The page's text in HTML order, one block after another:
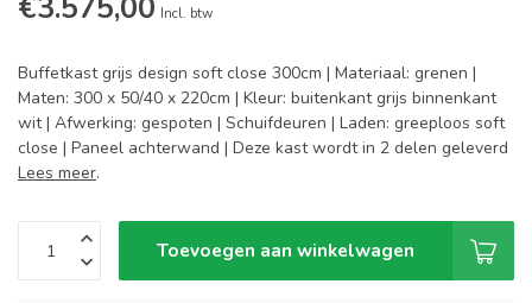
€3.575,00 Incl. btw
Buffetkast grijs design soft close 300cm | Materiaal: grenen |
Maten: 300 x 50/40 x 220cm | Kleur: buitenkant grijs binnenkant
wit | Afwerking: gespoten | Schuifdeuren | Laden: greeploos soft
close | Paneel achterwand | Deze kast wordt in 2 delen geleverd
Lees meer.
Toevoegen aan winkelwagen